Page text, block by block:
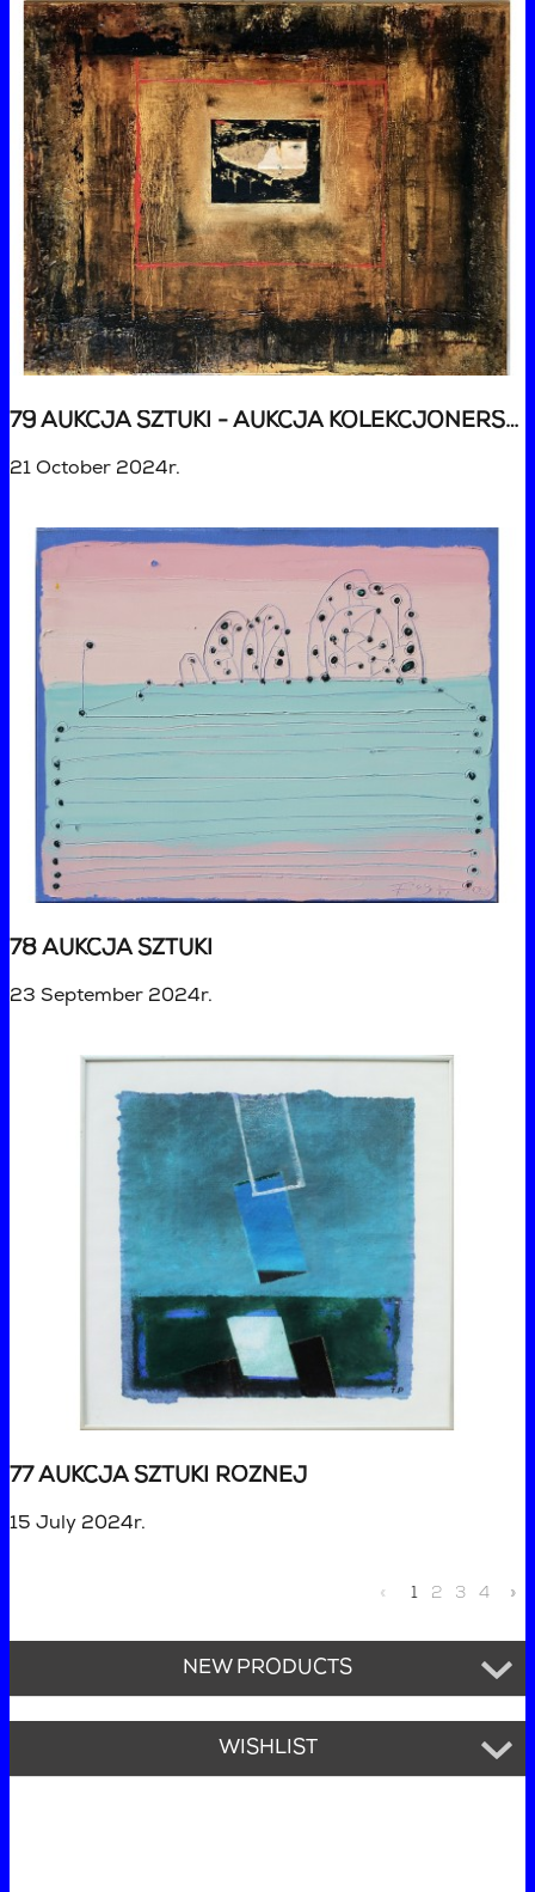
79 AUKCJA SZTUKI - AUKCJA KOLEKCJONERSKA
21 October 2024r.
78 AUKCJA SZTUKI
23 September 2024r.
77 AUKCJA SZTUKI RÓŻNEJ
15 July 2024r.
« 1 2 3 4 »
NEW PRODUCTS
WISHLIST